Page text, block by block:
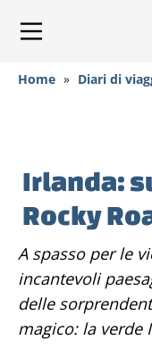
Home » Diari di
Irlanda:
Rocky
A spasso per le vie delle maggiori città, tra gli
incantevoli
delle
magico: la verde